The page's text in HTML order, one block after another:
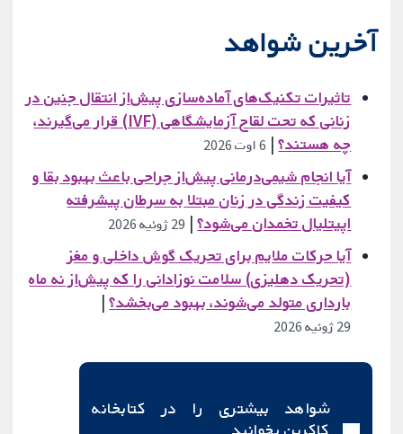
آخرین شواهد
تاثیرات تکنیک‌های آماده‌سازی پیش‌از انتقال جنین در
زنانی که تحت لقاح آزمایشگاهی (IVF) قرار می‌گیرند،
چه هستند؟| 6 اوت 2026
آیا انجام شیمی‌درمانی پیش‌از جراحی باعث بهبود بقا و
کیفیت زندگی در زنان مبتلا به سرطان پیشرفته
اپیتلیال تخمدان می‌شود؟| 29 ژوئیه 2026
آیا حرکات ملایم برای تحریک گوش داخلی و مغز
(تحریک دهلیزی) سلامت نوزادانی را که پیش‌از نه ماه
بارداری متولد می‌شوند، بهبود می‌بخشد؟|
29 ژوئیه 2026
شواهد بیشتری را در کتابخانه
کاکرین بخوانید